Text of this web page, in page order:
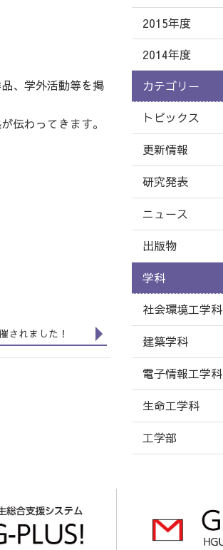
、学外活動等を掲
伝わってきます。
されました！
2015年度
2014年度
カテゴリー
トピックス
更新情報
研究発表
ニュース
出版物
学科
社会環境工学科
建築学科
電子情報工学科
生命工学科
工学部